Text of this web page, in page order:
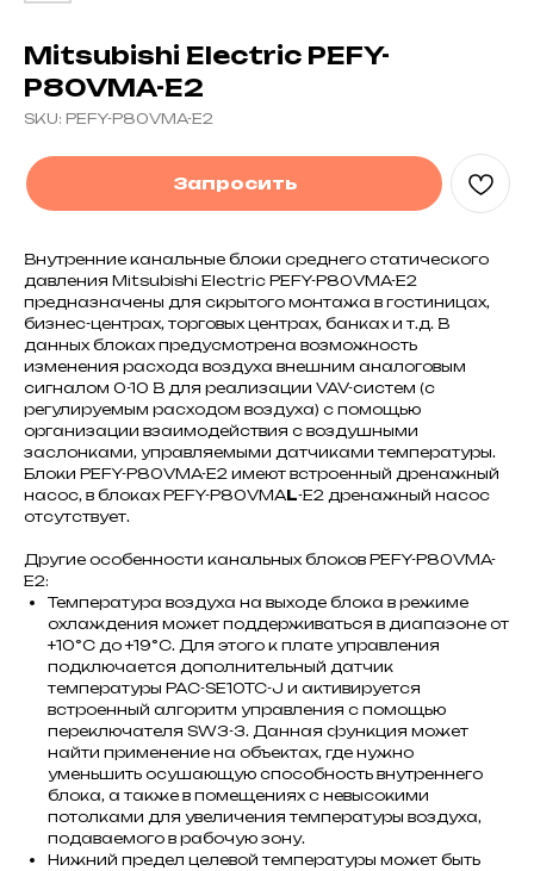
Mitsubishi Electric PEFY-
P80VMA-E2
SKU: PEFY-P80VMA-E2
Запросить
Внутренние канальные блоки среднего статического
давления Mitsubishi Electric PEFY-P80VMA-E2
предназначены для скрытого монтажа в гостиницах,
бизнес-центрах, торговых центрах, банках и т.д. В
данных блоках предусмотрена возможность
изменения расхода воздуха внешним аналоговым
сигналом 0-10 В для реализации VAV-систем (с
регулируемым расходом воздуха) с помощью
организации взаимодействия с воздушными
заслонками, управляемыми датчиками температуры.
Блоки PEFY-P80VMA-E2 имеют встроенный дренажный
насос, в блоках PEFY-P80VMAL-E2 дренажный насос
отсутствует.
Другие особенности канальных блоков PEFY-P80VMA-
E2:
Температура воздуха на выходе блока в режиме
охлаждения может поддерживаться в диапазоне от
+10°С до +19°С. Для этого к плате управления
подключается дополнительный датчик
температуры PAC-SE10TC-J и активируется
встроенный алгоритм управления с помощью
переключателя SW3-3. Данная функция может
найти применение на объектах, где нужно
уменьшить осушающую способность внутреннего
блока, а также в помещениях с невысокими
потолками для увеличения температуры воздуха,
подаваемого в рабочую зону.
Нижний предел целевой температуры может быть